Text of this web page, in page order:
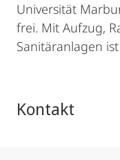
Universität
frei. Mit Aufzug,
Sanitäranlagen
Kontakt